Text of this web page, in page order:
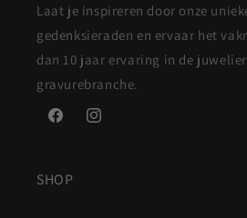
Laat je inspireren door onze
gedenksieraden en ervaar het
dan 10 jaar ervaring in de
gravurebranche.
FacebookInstagram
SHOP